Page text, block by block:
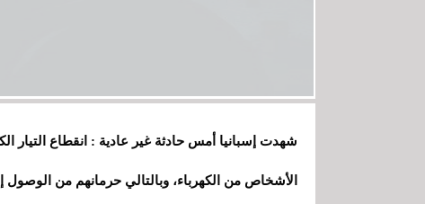
شهدت إسبانيا أمس حادثة غير عادية : انقطاع التيار
الأشخاص من الكهرباء، وبالتالي حرمانهم من الوصول